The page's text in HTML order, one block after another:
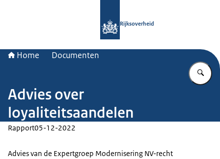
Rijksoverheid
Home Documenten
Advies over
loyaliteitsaandelen
Rapport05-12-2022
Advies van de Expertgroep Modernisering NV-recht